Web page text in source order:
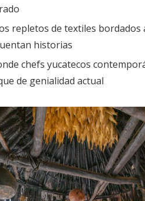
repletos de textiles bordados
historias
chefs yucatecos
de genialidad actual